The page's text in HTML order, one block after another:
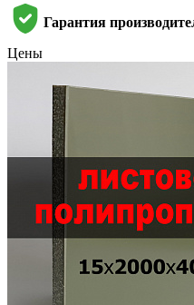
Гарантия
Цены